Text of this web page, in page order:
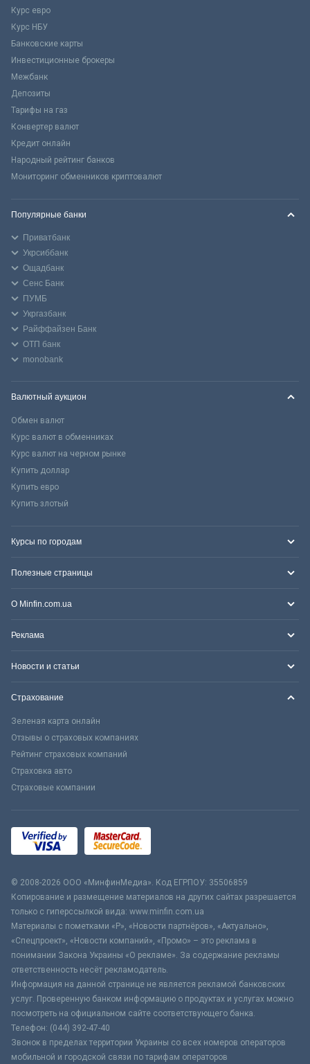
Курс евро
Курс НБУ
Банковские карты
Инвестиционные брокеры
Межбанк
Депозиты
Тарифы на газ
Конвертер валют
Кредит онлайн
Народный рейтинг банков
Мониторинг обменников криптовалют
Популярные банки
Приватбанк
Укрсиббанк
Ощадбанк
Сенс Банк
ПУМБ
Укргазбанк
Райффайзен Банк
ОТП банк
monobank
Валютный аукцион
Обмен валют
Курс валют в обменниках
Курс валют на черном рынке
Купить доллар
Купить евро
Купить злотый
Курсы по городам
Полезные страницы
О Minfin.com.ua
Реклама
Новости и статьи
Страхование
Зеленая карта онлайн
Отзывы о страховых компаниях
Рейтинг страховых компаний
Страховка авто
Страховые компании
© 2008-2026 ООО «МинфинМедиа». Код ЕГРПОУ: 35506859
Копирование и размещение материалов на других сайтах разрешается
только с гиперссылкой вида: www.minfin.com.ua
Материалы с пометками «Р», «Новости партнёров», «Актуально»,
«Спецпроект», «Новости компаний», «Промо» – это реклама в
понимании Закона Украины «О рекламе». За содержание рекламы
ответственность несёт рекламодатель.
Информация на данной странице не является рекламой банковских
услуг. Проверенную банком информацию о продуктах и услугах можно
посмотреть на официальном сайте соответствующего банка.
Телефон: (044) 392-47-40
Звонок в пределах территории Украины со всех номеров операторов
мобильной и городской связи по тарифам операторов